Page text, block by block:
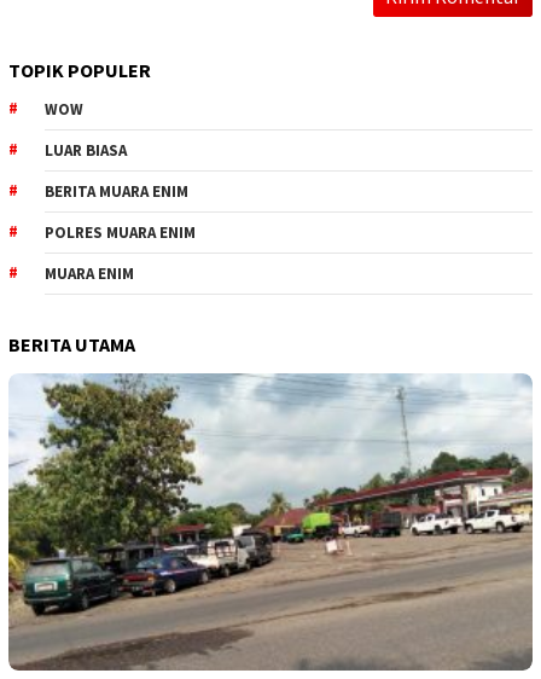
TOPIK POPULER
WOW
LUAR BIASA
BERITA MUARA ENIM
POLRES MUARA ENIM
MUARA ENIM
BERITA UTAMA